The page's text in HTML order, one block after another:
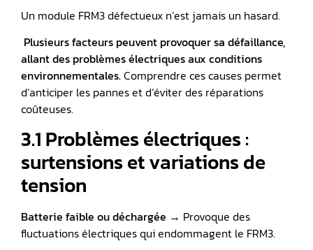
Un module FRM3 défectueux n’est jamais un hasard.
Plusieurs facteurs peuvent provoquer sa défaillance,
allant des problèmes électriques aux conditions
environnementales.Comprendre ces causes permet
d’anticiper les pannes et d’éviter des réparations
coûteuses.
3.1 Problèmes électriques :
surtensions et variations de
tension
Batterie faible ou déchargée → Provoque des
fluctuations électriques qui endommagent le FRM3.